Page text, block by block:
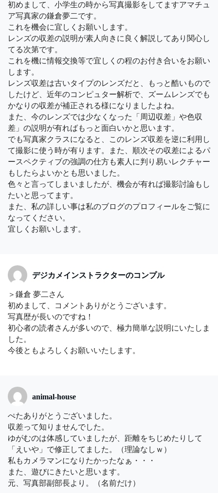
初めまして、小学生の時から写真撮影をしてますアマチュ
ア写真家の鎌倉夢二です。
これを機会に宜しくお願いします。
レンズの収差の説明が素人向きに良く解説してあり関心し
てる次第です。
これを機に情報交換等で宜しくの程のお付き合いをお願い
します。
レンズ収差は古いタイプのレンズだと、もっと酷いもので
したけど、近年のコンピュター解析で、ズームレンズでも
かなりの収差が補正される様になりましたよね。
また、今のレンズでは少なくなった「周辺収差」や色収
差」の説明が有ればもっと面白いかと思います。
でも写真家クラスになると、このレンズ収差を逆に利用し
て撮影に使う時が有ります。また、順次その収差によるパ
ースペクティブの強調の仕方も素人に判り易いレクチャー
もしたらよいかとも思いました。
色々と言ってしまいましたが、機会が有れば撮影討論もし
たいと思ってます。
また、私の詳しい事は私のブログのプロフィールをご覧に
なってください。
宜しくお願いします。
デジカメインストラクターのコンプル
＞鎌倉 夢二さん
初めまして、コメントありがとうございます。
写真歴が長いのですね！
初心者の読者さんが多いので、極力簡単な説明にいたしま
した。
今後ともよろしくお願いいたします。
animal-house
ぺたありがとうございました。
収差って知りませんでした。
ゆがむのは体感していましたが、距離をちじめたりして
「えいや」で修正してました。（理論なしｗ）
私もカメラマンになりたかったなぁ・・・
また、遊びにきたいと思います。
元、写真部副部長より。（名前だけ）